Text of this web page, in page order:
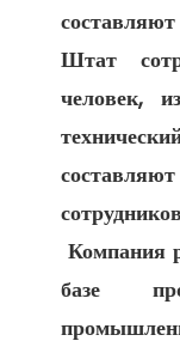
Штат
человек,
Компания расположена на национальной
базе